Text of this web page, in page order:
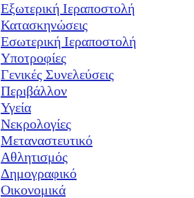
Εξωτερική Ιεραποστολή
Κατασκηνώσεις
Εσωτερική Ιεραποστολή
Υποτροφίες
Γενικές Συνελεύσεις
Περιβάλλον
Υγεία
Νεκρολογίες
Μεταναστευτικό
Αθλητισμός
Δημογραφικό
Οικονομικά